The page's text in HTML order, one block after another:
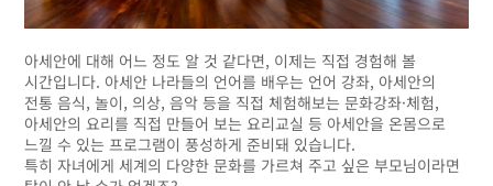
아세안에 대해 어느 정도 알 것 같다면, 이제는 직접 경험해 볼
시간입니다. 아세안 나라들의 언어를 배우는 언어 강좌, 아세안의
전통 음식, 놀이, 의상, 음악 등을 직접 체험해보는 문화강좌·체험,
아세안의 요리를 직접 만들어 보는 요리교실 등 아세안을 온몸으로
느낄 수 있는 프로그램이 풍성하게 준비돼 있습니다.
특히 자녀에게 세계의 다양한 문화를 가르쳐 주고 싶은 부모님이라면